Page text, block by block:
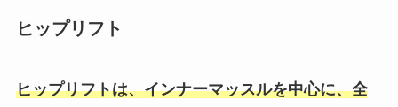
ヒップリフト
ヒップリフトは、インナーマッスルを中心に、全